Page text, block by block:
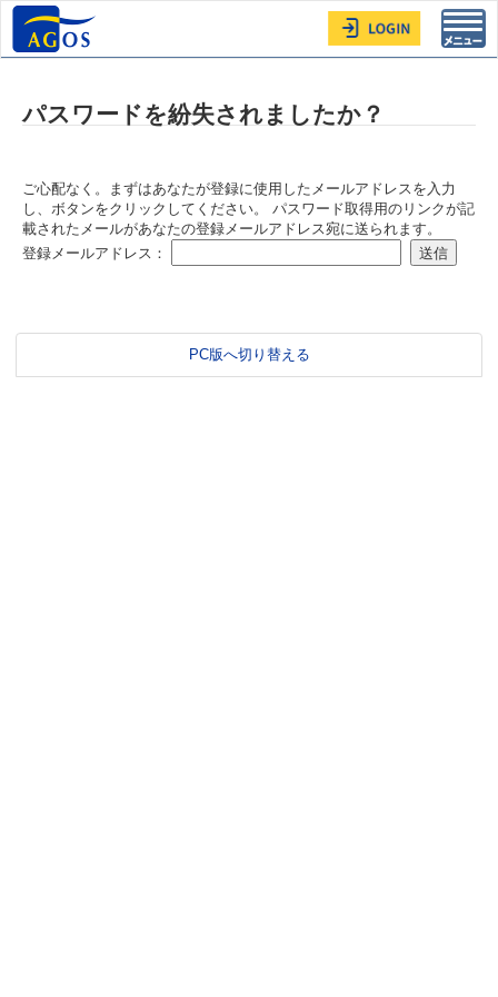
パスワードを紛失されましたか？
ご心配なく。まずはあなたが登録に使用したメールアドレスを入力
し、ボタンをクリックしてください。 パスワード取得用のリンクが記
載されたメールがあなたの登録メールアドレス宛に送られます。
登録メールアドレス：
PC版へ切り替える